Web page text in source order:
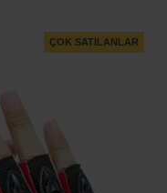
ÇOK SATILANLAR